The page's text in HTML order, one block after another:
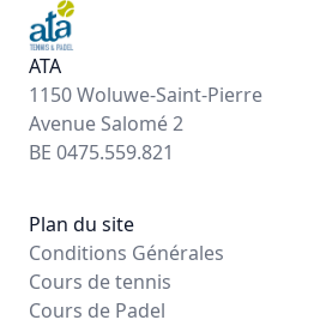
ATA
1150 Woluwe-Saint-Pierre
Avenue Salomé 2
BE 0475.559.821
Plan du site
Conditions Générales
Cours de tennis
Cours de Padel